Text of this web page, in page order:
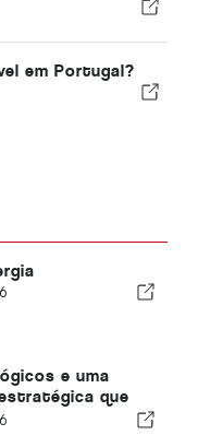
em Portugal?
e uma
que
adiar